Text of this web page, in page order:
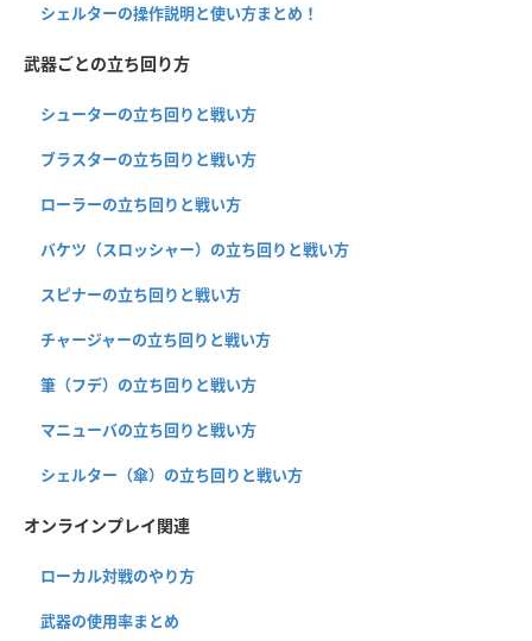
シェルターの操作説明と使い方まとめ！
武器ごとの立ち回り方
シューターの立ち回りと戦い方
ブラスターの立ち回りと戦い方
ローラーの立ち回りと戦い方
バケツ（スロッシャー）の立ち回りと戦い方
スピナーの立ち回りと戦い方
チャージャーの立ち回りと戦い方
筆（フデ）の立ち回りと戦い方
マニューバの立ち回りと戦い方
シェルター（傘）の立ち回りと戦い方
オンラインプレイ関連
ローカル対戦のやり方
武器の使用率まとめ